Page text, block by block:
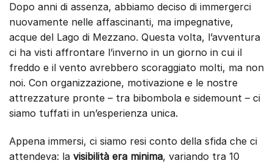
Dopo anni di assenza, abbiamo deciso di immergerci
nuovamente nelle affascinanti, ma impegnative,
acque del Lago di Mezzano. Questa volta, l’avventura
ci ha visti affrontare l’inverno in un giorno in cui il
freddo e il vento avrebbero scoraggiato molti, ma non
noi. Con organizzazione, motivazione e le nostre
attrezzature pronte – tra bibombola e sidemount – ci
siamo tuffati in un’esperienza unica.
Appena immersi, ci siamo resi conto della sfida che ci
attendeva: la visibilità era minima, variando tra 10